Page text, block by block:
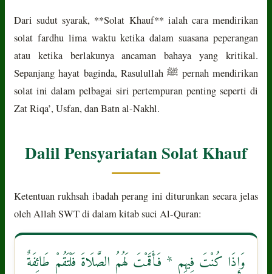
Dari sudut syarak, **Solat Khauf** ialah cara mendirikan
solat fardhu lima waktu ketika dalam suasana peperangan
atau ketika berlakunya ancaman bahaya yang kritikal.
Sepanjang hayat baginda, Rasulullah ﷺ pernah mendirikan
solat ini dalam pelbagai siri pertempuran penting seperti di
Zat Riqa’, Usfan, dan Batn al-Nakhl.
Dalil Pensyariatan Solat Khauf
Ketentuan rukhsah ibadah perang ini diturunkan secara jelas
oleh Allah SWT di dalam kitab suci Al-Quran:
وَإِذَا كُنْتَ فِيهِم * فَأَقَمْتَ لَهُمُ الصَّلَاةَ فَلْتَقُمْ طَائِفَةٌ